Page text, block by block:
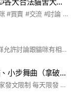
#台灣 #合法貓舍 #特寵字號 #貓 #貓咪 #買賣 #交流 #討論 #寵物貓 #貓咪買賣 #寵物店 #英國短毛貓 #英短 #曼赤肯 #曼赤肯短腿 #小步舞曲#美國短毛貓 #美短 #挪威森林 #英國長毛貓 #英長 #金吉拉 #波斯貓 #緬因貓 #加菲貓 #布偶貓 #喜馬拉雅貓 #特殊色英短 #特殊色曼赤肯 #紫丁香 #巧克力 #肉桂色 #金漸層 #銀漸層 #藍金漸層 #紫金漸層 #狗狗 #犬 #小型犬 #中型犬 #大型犬 #貴賓狗 #臘腸狗 #博美 #柴犬 #吉娃娃 #柯基 #巴哥 #約克夏 #惡霸 #比熊 #鬆獅 #哈士奇 #黃金獵犬
本群只開放給合法業者販售貓隻，本群允許討論跟貓咪有相關的話題。
寵物 曼赤肯短腿貓、英國短毛貓、小步舞曲（拿破崙）短腿貓合法交流
📌 社群規則公告 版主規章 1️⃣ 寵物店家發文限制 每天限發 一篇貼文，讓其他店家也有機會曝光。 2️⃣ 有價認養 / 買賣規範 僅限合法店家 且需具備 寵物登記（寵登）。 發文時 必須附上店家名稱及寵登資訊，否則將刪除。 3️⃣ 禁止發佈無關內容 禁止發佈與 貓咪無關 的貼文。 勿信任何 廣告、股票、投資、色情 相關內容。 🚨 違規處理 違反以上規定者 將直接移除，以維護群組秩序與長久經營。請大家共同遵守，感謝配合！